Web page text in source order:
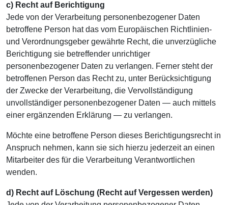
c) Recht auf Berichtigung
Jede von der Verarbeitung personenbezogener Daten
betroffene Person hat das vom Europäischen Richtlinien-
und Verordnungsgeber gewährte Recht, die unverzügliche
Berichtigung sie betreffender unrichtiger
personenbezogener Daten zu verlangen. Ferner steht der
betroffenen Person das Recht zu, unter Berücksichtigung
der Zwecke der Verarbeitung, die Vervollständigung
unvollständiger personenbezogener Daten — auch mittels
einer ergänzenden Erklärung — zu verlangen.
Möchte eine betroffene Person dieses Berichtigungsrecht in
Anspruch nehmen, kann sie sich hierzu jederzeit an einen
Mitarbeiter des für die Verarbeitung Verantwortlichen
wenden.
d) Recht auf Löschung (Recht auf Vergessen werden)